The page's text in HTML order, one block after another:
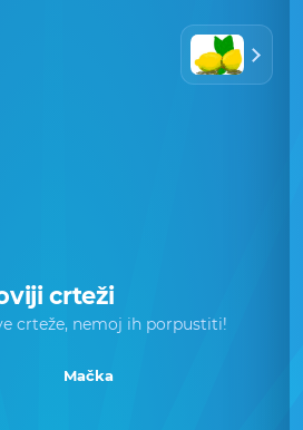
crteži
crteže, nemoj ih porpustiti!
Mačka